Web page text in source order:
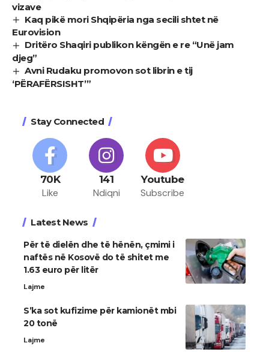
vizave
Kaq pikë mori Shqipëria nga secili shtet në
Eurovision
Dritëro Shaqiri publikon këngën e re “Unë jam
djeg”
Avni Rudaku promovon sot librin e tij
‘PËRAFËRSISHT’”
Stay Connected
70K
Like
141
Ndiqni
Youtube
Subscribe
Latest News
Për të dielën dhe të hënën, çmimi i
naftës në Kosovë do të shitet me
1.63 euro për litër
Lajme
S’ka sot kufizime për kamionët mbi
20 tonë
Lajme